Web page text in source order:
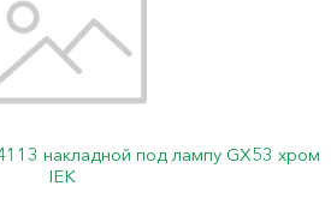
накладной под лампу GX53 хром
IEK